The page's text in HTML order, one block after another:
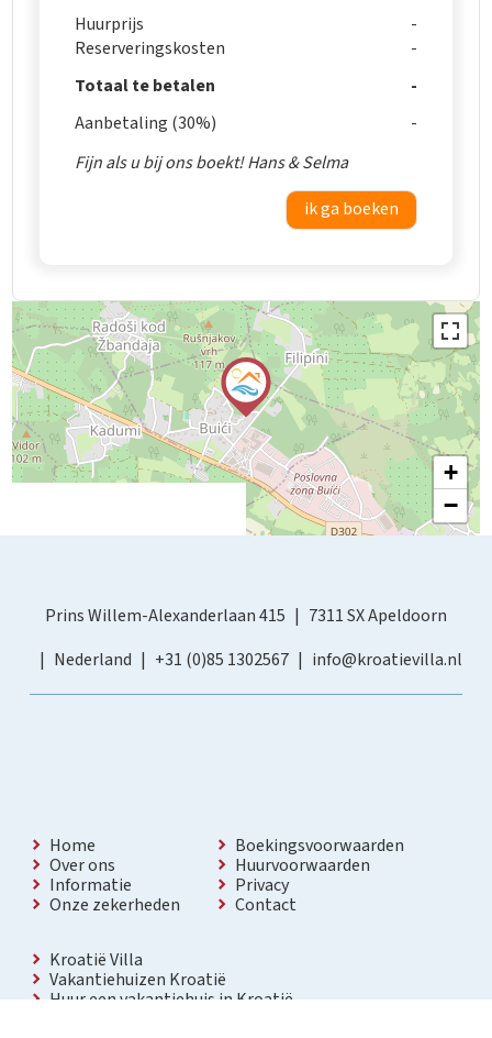
Huurprijs
Reserveringskosten
Totaal te betalen
Aanbetaling (30%)
Fijn als u bij ons boekt! Hans & Selma
ik ga boeken
+
−
Prins Willem-Alexanderlaan 415
7311 SX Apeldoorn
Nederland
+31 (0)85 1302567 info@kroatievilla.nl
Home
Over ons
Informatie
Onze zekerheden
Boekingsvoorwaarden
Huurvoorwaarden
Privacy
Contact
Kroatië Villa
Vakantiehuizen Kroatië
Huur een vakantiehuis in Kroatië